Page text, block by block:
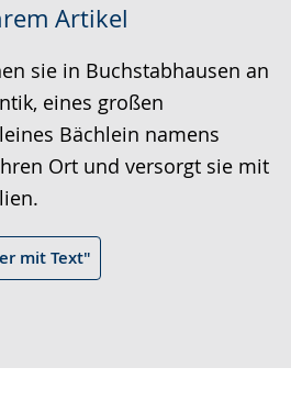
Artikel
sie in Buchstabhausen an
eines großen
Bächlein namens
Ort und versorgt sie mit
mit Text"